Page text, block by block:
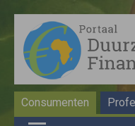
Consumenten